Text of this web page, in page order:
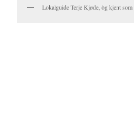
Lokalguide Terje Kjøde, òg kjent som